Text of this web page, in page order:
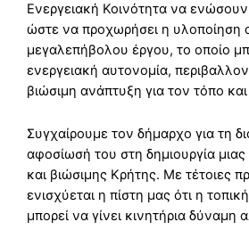
Ενεργειακή Κοινότητα να ενώσουν
ώστε να προχωρήσει η υλοποίηση
μεγαλεπήβολου έργου, το οποίο
ενεργειακή αυτονομία,
βιώσιμη ανάπτυξη για τον τόπο
Συγχαίρουμε τον δήμαρχο για τη
αφοσίωσή του στη δημιουργία μιας
και βιώσιμης Κρήτης. Με τέτοιες
ενισχύεται η πίστη μας ότι η
μπορεί να γίνει κινητήρια δύναμη